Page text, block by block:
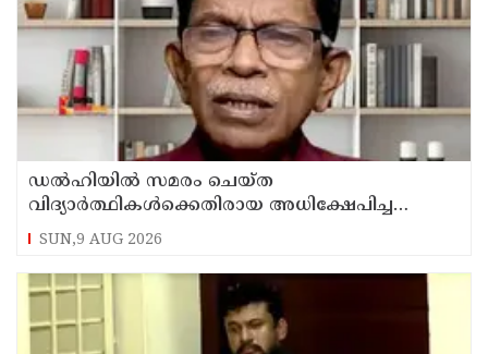
ഡൽഹിയിൽ സമരം ചെയ്ത
വിദ്യാർത്ഥികൾക്കെതിരായ അധിക്ഷേപിച്ച
കേസില്‍ സംഘപരിവാർ സഹയാത്രികൻ ടി ജി
മോഹന്‍ദാസ് കസ്റ്റഡിയിൽ
SUN,9 AUG 2026